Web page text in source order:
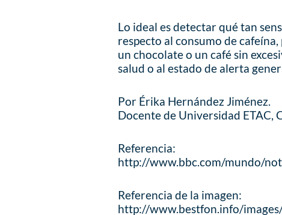
Lo ideal es detectar qué tan
respecto al consumo de
un chocolate o un café sin
salud o al estado de alerta
Por Érika Hernández Jiménez.
Docente de Universidad ETAC,
Referencia:
http://www.bbc.com/mundo/
Referencia de la imagen:
http://www.bestfon.info/